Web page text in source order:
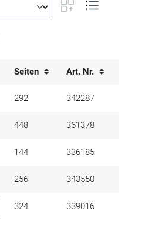
Seiten Art. Nr.
292 342287
448 361378
144 336185
256 343550
324 339016